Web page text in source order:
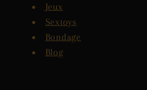
Jeux
Sextoys
Bondage
Blog